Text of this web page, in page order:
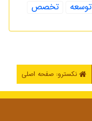
توسعه
تخصص
نکسترو: صفحه اصلی